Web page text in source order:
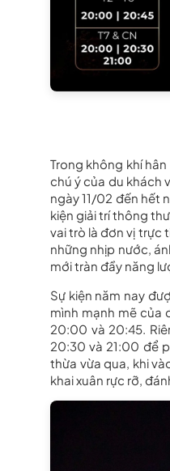
Trong không khí
chú ý của du khách
ngày 11/02 đến hết
kiện giải trí thông
vai trò là đơn vị trực
những nhịp nước,
mới tràn đầy năng
Sự kiện năm nay
mình mạnh mẽ của
20:00 và 20:45.
20:30 và 21:00 để
thừa vừa qua, khi
khai xuân rực rỡ,